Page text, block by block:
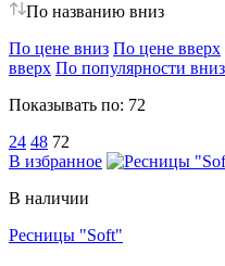
По названию вниз
По цене вниз По цене вверх
вверх По популярности вниз
Показывать по: 72
24 48 72
В избранное
В наличии
Ресницы "Soft"